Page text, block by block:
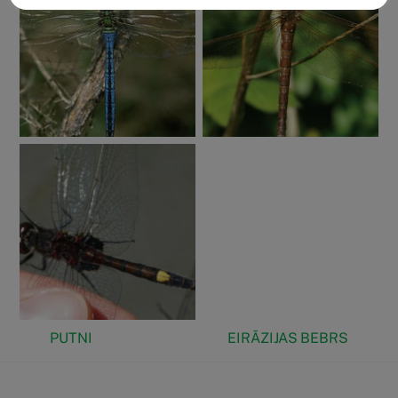
PUTNI EIRĀZIJAS BEBRS